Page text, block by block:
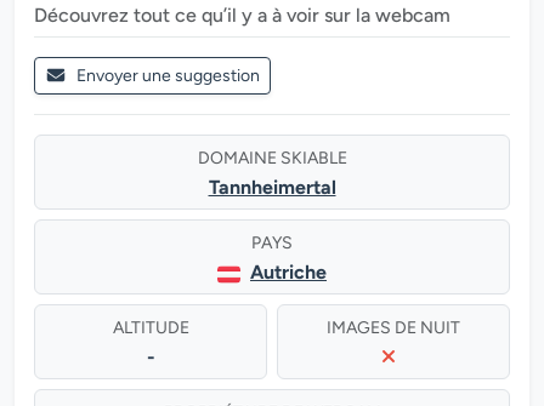
Découvrez tout ce qu’il y a à voir sur la webcam
Envoyer une suggestion
DOMAINE SKIABLE
Tannheimertal
PAYS
Autriche
ALTITUDE
-
IMAGES DE NUIT